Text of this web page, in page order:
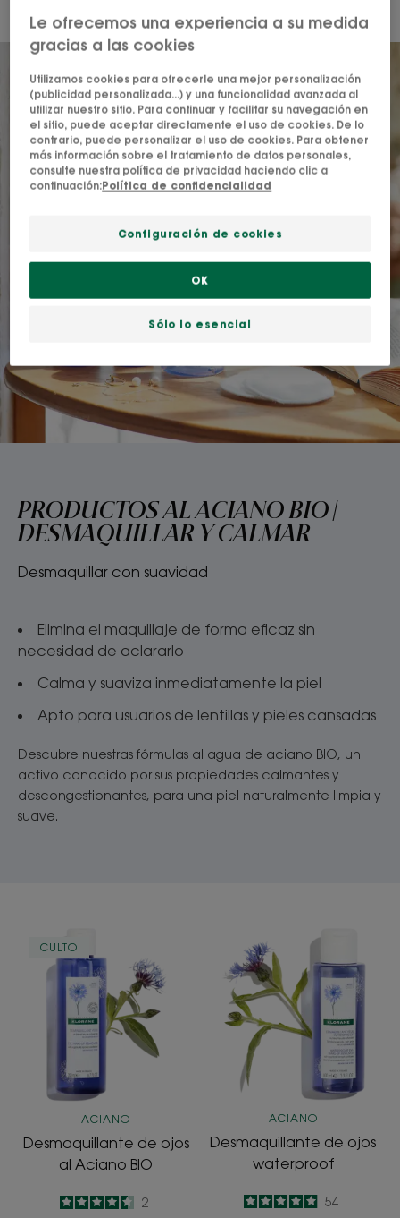
PRODUCTOS AL ACIANO BIO |
DESMAQUILLAR Y CALMAR
Desmaquillar con suavidad
Elimina el maquillaje de forma eficaz sin
necesidad de aclararlo
Calma y suaviza inmediatamente la piel
Apto para usuarios de lentillas y pieles cansadas
Descubre nuestras fórmulas al agua de aciano BIO, un
activo conocido por sus propiedades calmantes y
descongestionantes, para una piel naturalmente limpia y
suave.
de
ojos
al
Aciano
CULTO
ACIANO
Desmaquillante de ojos
al Aciano BIO
4.5
/
5
2
ojos
waterproof
ACIANO
Desmaquillante de ojos
waterproof
4.9
/
5
54
Le ofrecemos una experiencia a su medida
gracias a las cookies
Utilizamos cookies para ofrecerle una mejor personalización
(publicidad personalizada...) y una funcionalidad avanzada al
utilizar nuestro sitio. Para continuar y facilitar su navegación en
el sitio, puede aceptar directamente el uso de cookies. De lo
contrario, puede personalizar el uso de cookies. Para obtener
más información sobre el tratamiento de datos personales,
consulte nuestra política de privacidad haciendo clic a
continuación:Política de confidencialidad
Configuración de cookies
Sólo lo esencial
OK